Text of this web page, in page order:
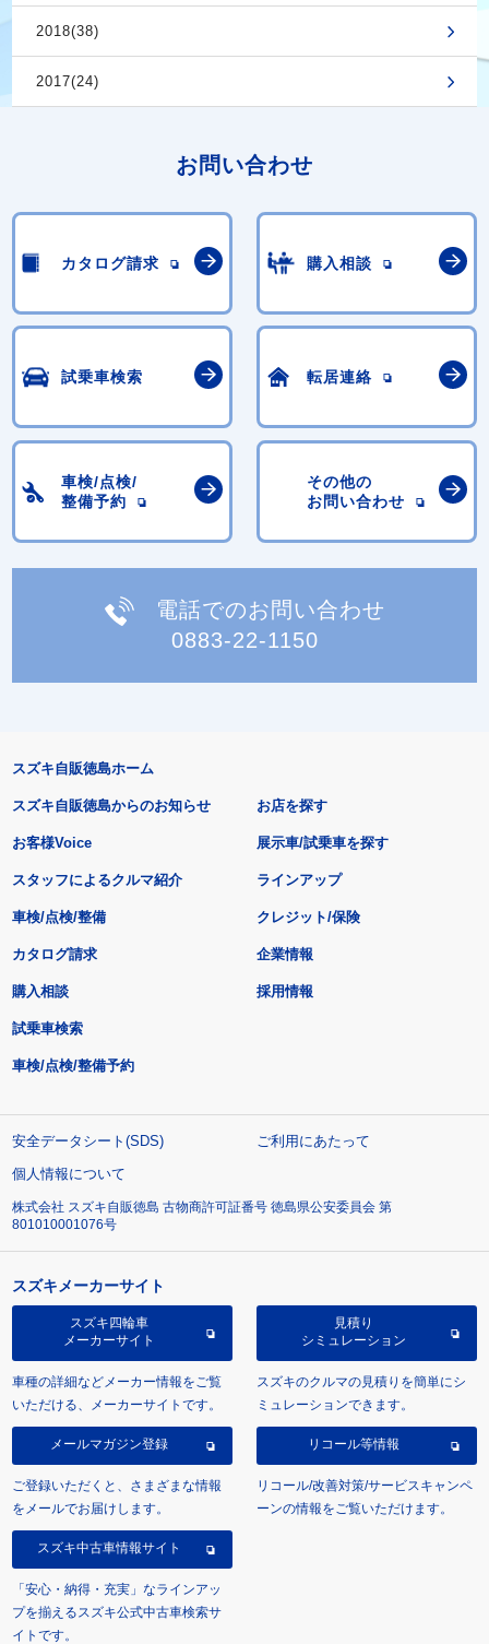
2018(38)
2017(24)
お問い合わせ
カタログ請求 購入相談
試乗車検索 転居連絡
車検/点検/
整備予約
その他の
お問い合わせ
電話でのお問い合わせ
0883-22-1150
スズキ自販徳島ホーム
スズキ自販徳島からのお知らせ
お客様Voice
スタッフによるクルマ紹介
お店を探す
展示車/試乗車を探す
ラインアップ
車検/点検/整備 クレジット/保険
カタログ請求
購入相談
試乗車検索
車検/点検/整備予約
企業情報
採用情報
安全データシート(SDS)
ご利用にあたって
個人情報について
株式会社 スズキ自販徳島 古物商許可証番号 徳島県公安委員会 第
801010001076号
スズキメーカーサイト
スズキ四輪車
メーカーサイト
車種の詳細などメーカー情報をご覧
いただける、メーカーサイトです。
見積り
シミュレーション
スズキのクルマの見積りを簡単にシ
ミュレーションできます。
メールマガジン登録
ご登録いただくと、さまざまな情報
をメールでお届けします。
リコール等情報
リコール/改善対策/サービスキャンペ
ーンの情報をご覧いただけます。
スズキ中古車情報サイト
「安心・納得・充実」なラインアッ
プを揃えるスズキ公式中古車検索サ
イトです。